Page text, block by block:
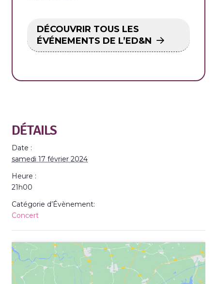
DÉCOUVRIR TOUS LES
ÉVÉNEMENTS DE L’ED&N
DÉTAILS
Date :
samedi 17 février 2024
Heure :
21h00
Catégorie d’Évènement:
Concert